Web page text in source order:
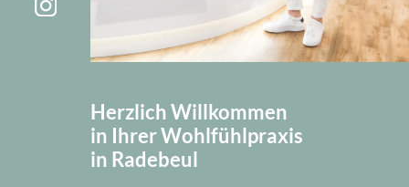
Herzlich Willkommen
in Ihrer Wohlfühlpraxis
in Radebeul